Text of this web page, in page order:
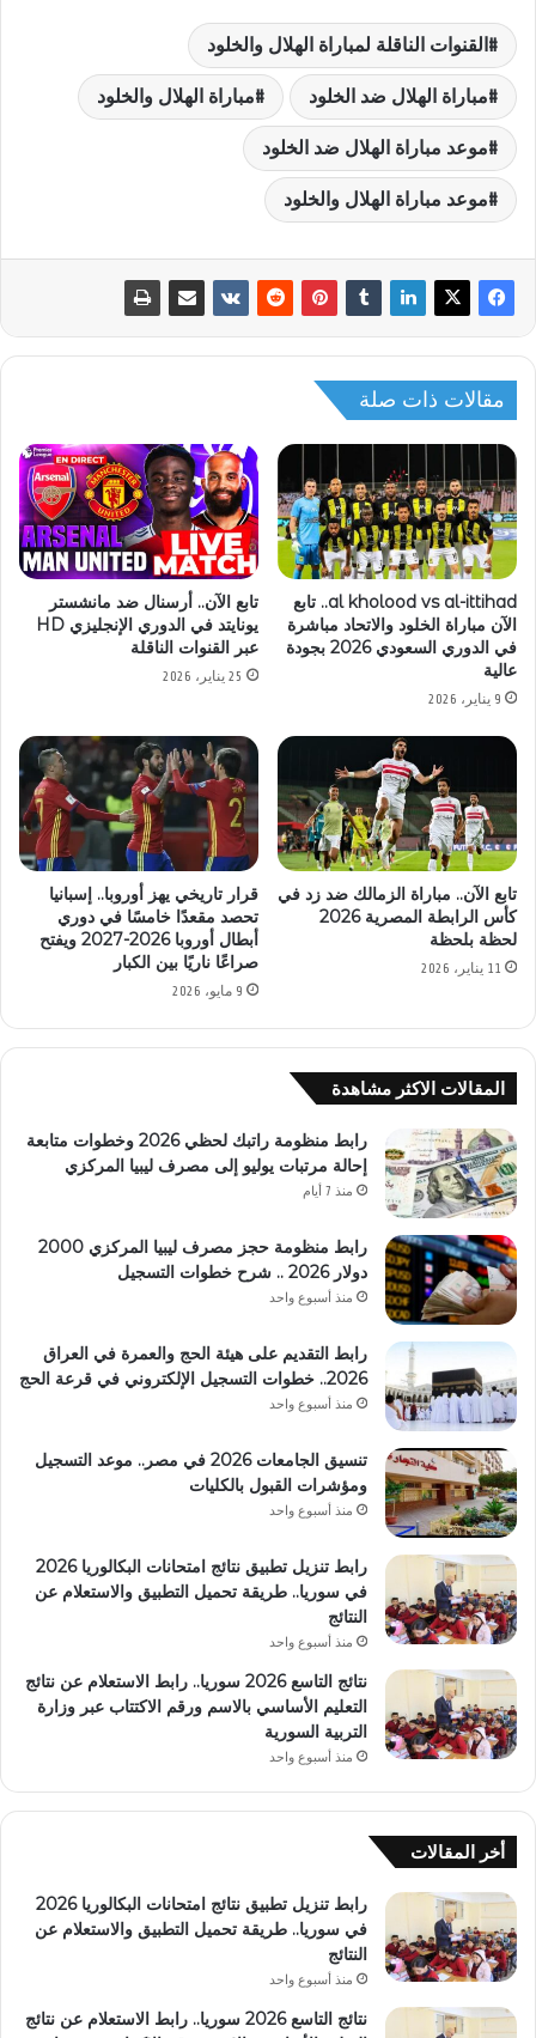
القنوات الناقلة لمباراة الهلال والخلود
مباراة الهلال ضد الخلود مباراة الهلال والخلود
موعد مباراة الهلال ضد الخلود
موعد مباراة الهلال والخلود
مقالات ذات صلة
al kholood vs al-ittihad.. تابع
الآن مباراة الخلود والاتحاد مباشرة
في الدوري السعودي 2026 بجودة
عالية
9 يناير، 2026
تابع الآن.. أرسنال ضد مانشستر
يونايتد في الدوري الإنجليزي HD
عبر القنوات الناقلة
25 يناير، 2026
تابع الآن.. مباراة الزمالك ضد زد في
كأس الرابطة المصرية 2026
لحظة بلحظة
11 يناير، 2026
قرار تاريخي يهز أوروبا.. إسبانيا
تحصد مقعدًا خامسًا في دوري
أبطال أوروبا 2026-2027 ويفتح
صراعًا ناريًا بين الكبار
9 مايو، 2026
المقالات الاكثر مشاهدة
رابط منظومة راتبك لحظي 2026 وخطوات متابعة
إحالة مرتبات يوليو إلى مصرف ليبيا المركزي
منذ 7 أيام
رابط منظومة حجز مصرف ليبيا المركزي 2000
دولار 2026 .. شرح خطوات التسجيل
منذ أسبوع واحد
رابط التقديم على هيئة الحج والعمرة في العراق
2026.. خطوات التسجيل الإلكتروني في قرعة الحج
منذ أسبوع واحد
تنسيق الجامعات 2026 في مصر.. موعد التسجيل
ومؤشرات القبول بالكليات
منذ أسبوع واحد
رابط تنزيل تطبيق نتائج امتحانات البكالوريا 2026
في سوريا.. طريقة تحميل التطبيق والاستعلام عن
النتائج
منذ أسبوع واحد
نتائج التاسع 2026 سوريا.. رابط الاستعلام عن نتائج
التعليم الأساسي بالاسم ورقم الاكتتاب عبر وزارة
التربية السورية
منذ أسبوع واحد
أخر المقالات
رابط تنزيل تطبيق نتائج امتحانات البكالوريا 2026
في سوريا.. طريقة تحميل التطبيق والاستعلام عن
النتائج
منذ أسبوع واحد
نتائج التاسع 2026 سوريا.. رابط الاستعلام عن نتائج